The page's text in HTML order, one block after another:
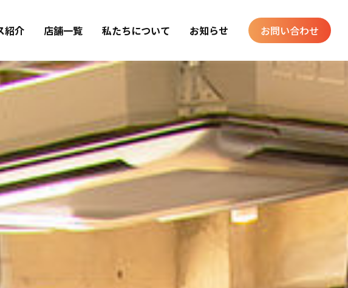
紹介 店舗一覧 私たちについて お知らせ お問い合わせ